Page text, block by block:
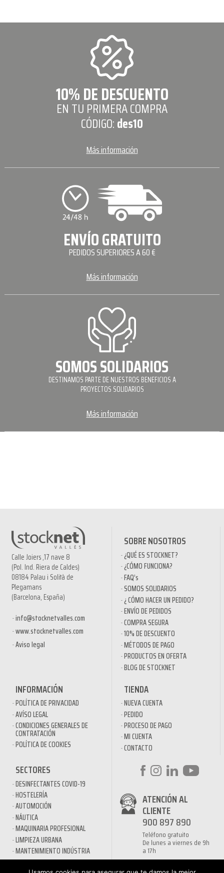
10% DE DESCUENTO
EN TU PRIMERA COMPRA
CÓDIGO:des10
Más información
ENVÍO GRATUITO
PEDIDOS SUPERIORES A 60 €
Más información
SOMOS SOLIDARIOS
DESTINAMOS PARTE DE NUESTROS BENEFICIOS A
PROYECTOS SOLIDARIOS
Más información
Calle Joiers ,17 nave 8
(Pol. Ind. Riera de Caldes)
08184 Palau i Solità de
Plegamans
(Barcelona, España)
info@stocknetvalles.com
www.stocknetvalles.com
Aviso legal
SOBRE NOSOTROS
¿QUÉ ES STOCKNET?
¿CÓMO FUNCIONA?
FAQ’s
SOMOS SOLIDARIOS
¿ CÓMO HACER UN PEDIDO?
ENVÍO DE PEDIDOS
COMPRA SEGURA
10% DE DESCUENTO
MÉTODOS DE PAGO
PRODUCTOS EN OFERTA
BLOG DE STOCKNET
INFORMACIÓN
POLÍTICA DE PRIVACIDAD
AVÍSO LEGAL
CONDICIONES GENERALES DE
CONTRATACIÓN
POLÍTICA DE COOKIES
TIENDA
NUEVA CUENTA
PEDIDO
PROCESO DE PAGO
MI CUENTA
CONTACTO
SECTORES
DESINFECTANTES COVID-19
HOSTELERÍA
AUTOMOCIÓN
NÁUTICA
MAQUINARIA PROFESIONAL
LIMPIEZA URBANA
MANTENIMIENTO INDÚSTRIA
LIMPIEZA PARA EL HOGAR
ATENCIÓN AL
CLIENTE
900 897 890
Teléfono gratuito
De lunes a viernes de 9h
a 17h